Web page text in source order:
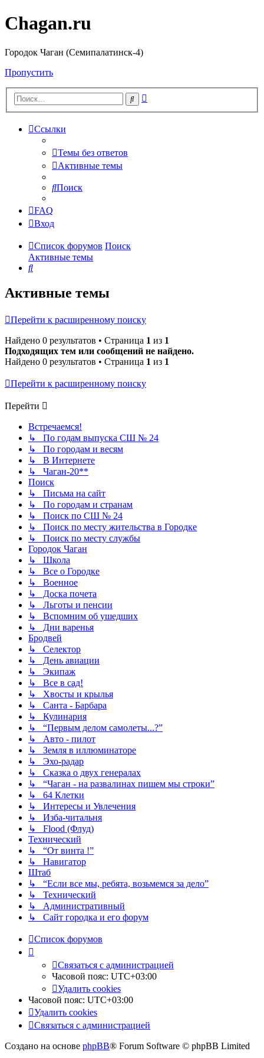
Chagan.ru
Городок Чаган (Семипалатинск-4)
Пропустить
Поиск
Ссылки
Темы без ответов
Активные темы
Поиск
FAQ
Вход
Список форумов Поиск
Активные темы
Поиск
Активные темы
Перейти к расширенному поиску
Найдено 0 результатов • Страница 1 из 1
Подходящих тем или сообщений не найдено.
Найдено 0 результатов • Страница 1 из 1
Перейти к расширенному поиску
Перейти
Встречаемся!
↳ По годам выпуска СШ № 24
↳ По городам и весям
↳ В Интернете
↳ Чаган-20**
Поиск
↳ Письма на сайт
↳ По городам и странам
↳ Поиск по СШ № 24
↳ Поиск по месту жительства в Городке
↳ Поиск по месту службы
Городок Чаган
↳ Школа
↳ Все о Городке
↳ Военное
↳ Доска почета
↳ Льготы и пенсии
↳ Вспомним об ушедших
↳ Дни варенья
Бродвей
↳ Селектор
↳ День авиации
↳ Экипаж
↳ Все в сад!
↳ Хвосты и крылья
↳ Санта - Барбара
↳ Кулинария
↳ “Первым делом самолеты...?”
↳ Авто - пилот
↳ Земля в иллюминаторе
↳ Эхо-радар
↳ Сказка о двух генералах
↳ “Чаган - на развалинах пишем мы строки”
↳ 64 Клетки
↳ Интересы и Увлечения
↳ Изба-читальня
↳ Flood (Флуд)
Технический
↳ “От винта !”
↳ Навигатор
Штаб
↳ “Если все мы, ребята, возьмемся за дело”
↳ Технический
↳ Административный
↳ Сайт городка и его форум
Список форумов
Связаться с администрацией
Часовой пояс: UTC+03:00
Удалить cookies
Часовой пояс: UTC+03:00
Удалить cookies
Связаться с администрацией
Создано на основе phpBB® Forum Software © phpBB Limited